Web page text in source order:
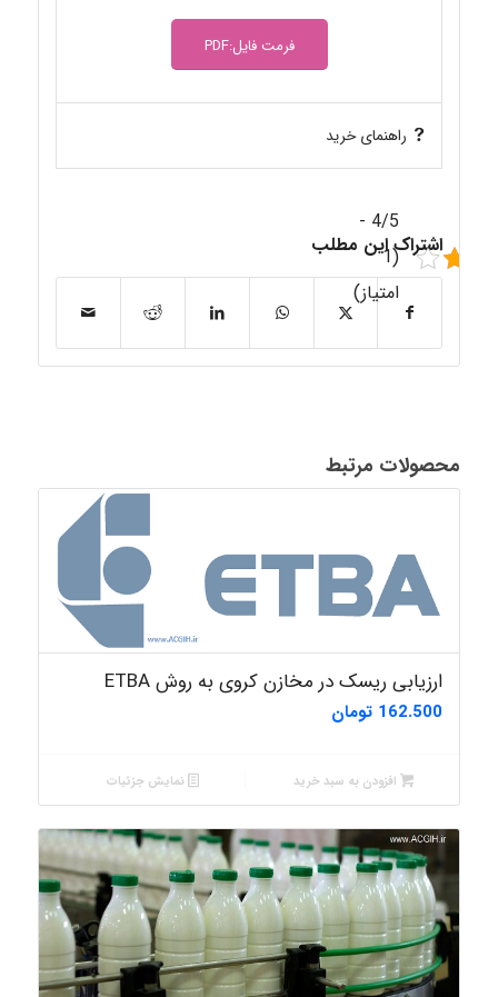
فرمت فایل:PDF
راهنمای خرید
اشتراک این مطلب
4/5 -
(1
امتیاز)
محصولات مرتبط
ارزیابی ریسک در مخازن کروی به روش ETBA
162.500 تومان
افزودن به سبد خرید نمایش جزئیات